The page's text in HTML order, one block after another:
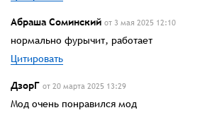
Абраша Соминский от 3 мая 2025 12:10
нормально фурычит, работает
Цитировать
ДзорГ от 20 марта 2025 13:29
Мод очень понравился мод